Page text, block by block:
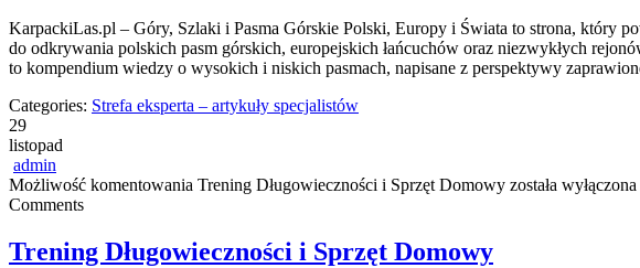
KarpackiLas.pl – Góry, Szlaki i Pasma Górskie Polski, Europy i Świata to strona, który
do odkrywania polskich pasm górskich, europejskich łańcuchów oraz niezwykłych
to kompendium wiedzy o wysokich i niskich pasmach, napisane z perspektywy
Categories: Strefa eksperta – artykuły specjalistów
29
listopad
admin
Możliwość komentowania Trening Długowieczności i Sprzęt Domowy została wyłączona
Comments
Trening Długowieczności i Sprzęt Domowy